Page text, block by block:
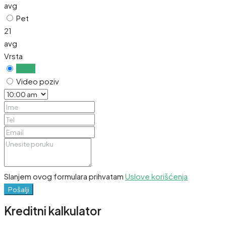
avg
Pet
21
avg
Vrsta
Video poziv
Slanjem ovog formulara prihvatam Uslove korišćenja
Pošalji
Kreditni kalkulator